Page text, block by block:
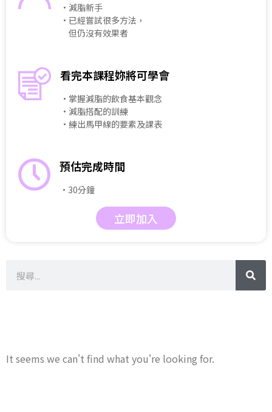
・減脂新手
・已經嘗試很多方法，
但仍沒有效果者
看完本課程妳將可學會
・掌握減脂的飲食基本觀念
・減脂搭配的訓練
・練出馬甲線的要素及課表
預估完成時間
・30分鐘
立即加入
It seems we can't find what you're looking for.